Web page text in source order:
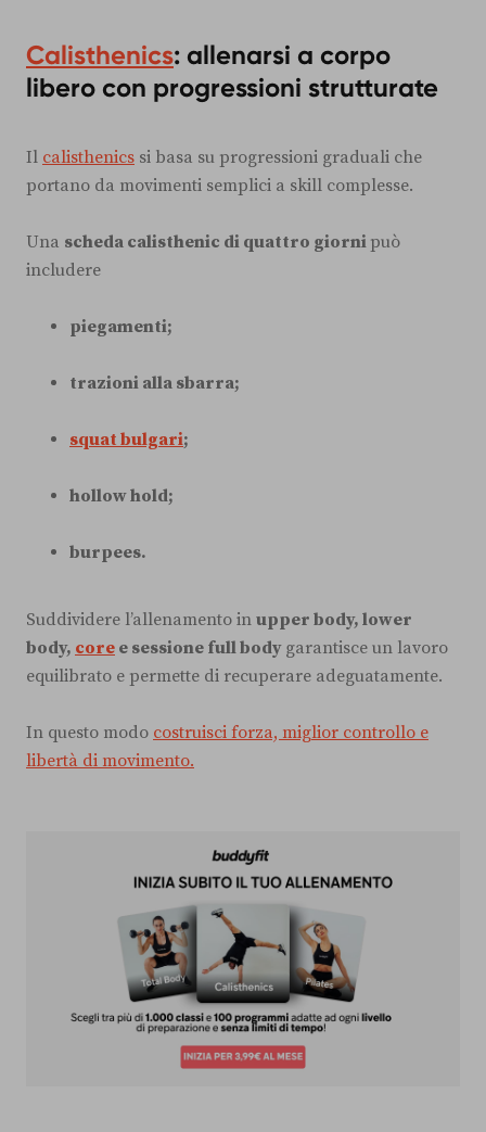
Calisthenics: allenarsi a corpo
libero con progressioni strutturate
Il calisthenics si basa su progressioni graduali che
portano da movimenti semplici a skill complesse.
Una scheda calisthenic di quattro giorni può
includere
piegamenti;
trazioni alla sbarra;
squat bulgari;
hollow hold;
burpees.
Suddividere l’allenamento in upper body, lower
body, core e sessione full body garantisce un lavoro
equilibrato e permette di recuperare adeguatamente.
In questo modo costruisci forza, miglior controllo e
libertà di movimento.